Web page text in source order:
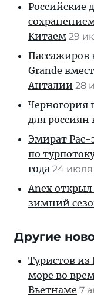
Российские
Китаем 29
Пассажиров
Grande
Анталии 28
Черногория
для россиян
Эмират Рас-
по
года 24 июля
Anex
зимний
Другие
Туристов из
море во
Вьетнаме 7